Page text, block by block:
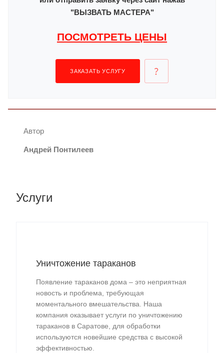
"ВЫЗВАТЬ МАСТЕРА"
ПОСМОТРЕТЬ ЦЕНЫ
ЗАКАЗАТЬ УСЛУГУ
Автор
Андрей Понтилеев
Услуги
Уничтожение тараканов
Появление тараканов дома – это неприятная
новость и проблема, требующая
моментального вмешательства. Наша
компания оказывает услуги по уничтожению
тараканов в Саратове, для обработки
используются новейшие средства с высокой
эффективностью.